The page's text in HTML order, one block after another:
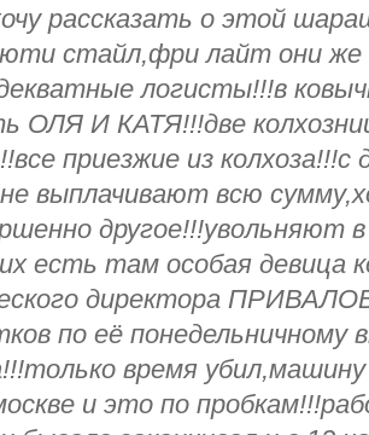
рассказать о этой
стайл,фри лайт они
логисты!!!в
ОЛЯ И КАТЯ!!!две
приезжие из
выплачивают всю
другое!!!увольняют
есть там особая девица
директора
по её
время убил,машину
и это по